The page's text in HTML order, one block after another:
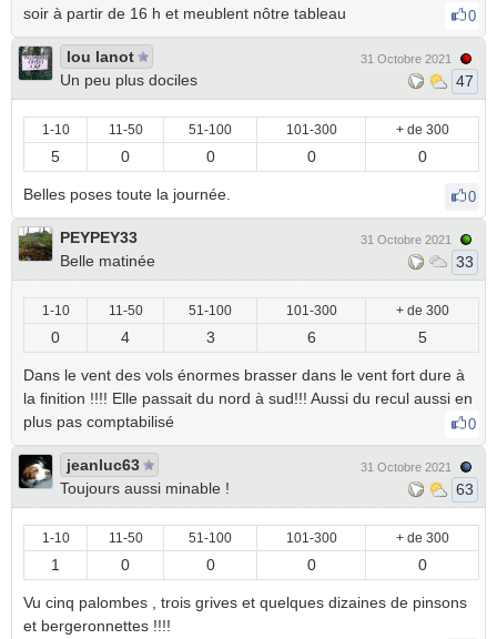
soir à partir de 16 h et meublent nôtre tableau
0
lou lanot
Un peu plus dociles
31 Octobre 2021
47
1-10 11-50 51-100 101-300 + de 300
5 0 0 0 0
Belles poses toute la journée. 0
PEYPEY33
Belle matinée
31 Octobre 2021
33
1-10 11-50 51-100 101-300 + de 300
0 4 3 6 5
Dans le vent des vols énormes brasser dans le vent fort dure à
la finition !!!! Elle passait du nord à sud!!! Aussi du recul aussi en
plus pas comptabilisé
0
jeanluc63
Toujours aussi minable !
31 Octobre 2021
63
1-10 11-50 51-100 101-300 + de 300
1 0 0 0 0
Vu cinq palombes , trois grives et quelques dizaines de pinsons
et bergeronnettes !!!!